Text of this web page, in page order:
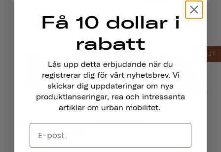
Chapter MIPS
från 101,00
Cykelhandskar
Traveler 2.0 Magnetiska
Cykelbelysningar
SLUT
Chapter MIPS
Få 10 dollar i
rabatt
Lås upp detta erbjudande när du
registrerar dig för vårt nyhetsbrev. Vi
skickar dig uppdateringar om nya
produktlanseringar, rea och intressanta
artiklar om urban mobilitet.